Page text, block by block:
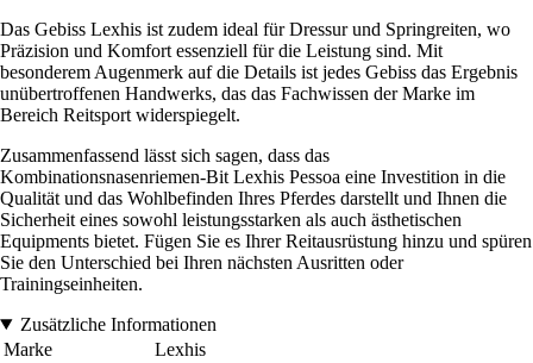
Das Gebiss Lexhis ist zudem ideal für Dressur und Springreiten, wo
Präzision und Komfort essenziell für die Leistung sind. Mit
besonderem Augenmerk auf die Details ist jedes Gebiss das Ergebnis
unübertroffenen Handwerks, das das Fachwissen der Marke im
Bereich Reitsport widerspiegelt.
Zusammenfassend lässt sich sagen, dass das
Kombinationsnasenriemen-Bit Lexhis Pessoa eine Investition in die
Qualität und das Wohlbefinden Ihres Pferdes darstellt und Ihnen die
Sicherheit eines sowohl leistungsstarken als auch ästhetischen
Equipments bietet. Fügen Sie es Ihrer Reitausrüstung hinzu und spüren
Sie den Unterschied bei Ihren nächsten Ausritten oder
Trainingseinheiten.
Zusätzliche Informationen
Marke
Lexhis